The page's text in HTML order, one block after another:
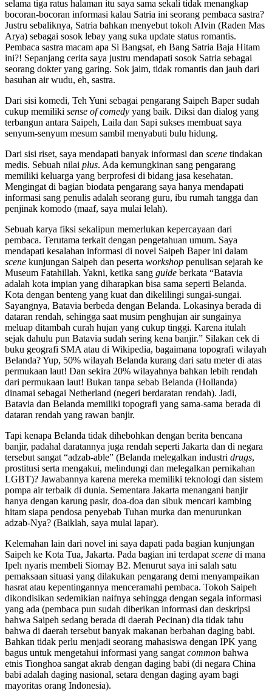
selama tiga ratus halaman itu saya sama sekali tidak menangkap
bocoran-bocoran informasi kalau Satria ini seorang pembaca sastra?
Justru sebaliknya, Satria bahkan menyebut tokoh Alvin (Raden Mas
Arya) sebagai sosok lebay yang suka update status romantis.
Pembaca sastra macam apa Si Bangsat, eh Bang Satria Baja Hitam
ini?! Sepanjang cerita saya justru mendapati sosok Satria sebagai
seorang dokter yang garing. Sok jaim, tidak romantis dan jauh dari
basuhan air wudu, eh, sastra.
Dari sisi komedi, Teh Yuni sebagai pengarang Saipeh Baper sudah
cukup memiliki sense of comedy yang baik. Diksi dan dialog yang
terbangun antara Saipeh, Laila dan Sapi sukses membuat saya
senyum-senyum mesum sambil menyabuti bulu hidung.
Dari sisi riset, saya mendapati banyak informasi dan scene tindakan
medis. Sebuah nilai plus. Ada kemungkinan sang pengarang
memiliki keluarga yang berprofesi di bidang jasa kesehatan.
Mengingat di bagian biodata pengarang saya hanya mendapati
informasi sang penulis adalah seorang guru, ibu rumah tangga dan
penjinak komodo (maaf, saya mulai lelah).
Sebuah karya fiksi sekalipun memerlukan kepercayaan dari
pembaca. Terutama terkait dengan pengetahuan umum. Saya
mendapati kesalahan informasi di novel Saipeh Baper ini dalam
scene kunjungan Saipeh dan peserta workshop penulisan sejarah ke
Museum Fatahillah. Yakni, ketika sang guide berkata “Batavia
adalah kota impian yang diharapkan bisa sama seperti Belanda.
Kota dengan benteng yang kuat dan dikelilingi sungai-sungai.
Sayangnya, Batavia berbeda dengan Belanda. Lokasinya berada di
dataran rendah, sehingga saat musim penghujan air sungainya
meluap ditambah curah hujan yang cukup tinggi. Karena itulah
sejak dahulu pun Batavia sudah sering kena banjir.” Silakan cek di
buku geografi SMA atau di Wikipedia, bagaimana topografi wilayah
Belanda? Yup, 50% wilayah Belanda kurang dari satu meter di atas
permukaan laut! Dan sekira 20% wilayahnya bahkan lebih rendah
dari permukaan laut! Bukan tanpa sebab Belanda (Hollanda)
dinamai sebagai Netherland (negeri berdaratan rendah). Jadi,
Batavia dan Belanda memiliki topografi yang sama-sama berada di
dataran rendah yang rawan banjir.
Tapi kenapa Belanda tidak dihebohkan dengan berita bencana
banjir, padahal daratannya juga rendah seperti Jakarta dan di negara
tersebut sangat “adzab-able” (Belanda melegalkan industri drugs,
prostitusi serta mengakui, melindungi dan melegalkan pernikahan
LGBT)? Jawabannya karena mereka memiliki teknologi dan sistem
pompa air terbaik di dunia. Sementara Jakarta menangani banjir
hanya dengan karung pasir, doa-doa dan sibuk mencari kambing
hitam siapa pendosa penyebab Tuhan murka dan menurunkan
adzab-Nya? (Baiklah, saya mulai lapar).
Kelemahan lain dari novel ini saya dapati pada bagian kunjungan
Saipeh ke Kota Tua, Jakarta. Pada bagian ini terdapat scene di mana
Ipeh nyaris membeli Siomay B2. Menurut saya ini salah satu
pemaksaan situasi yang dilakukan pengarang demi menyampaikan
hasrat atau kepentingannya menceramahi pembaca. Tokoh Saipeh
dikondisikan sedemikian naifnya sehingga dengan segala informasi
yang ada (pembaca pun sudah diberikan informasi dan deskripsi
bahwa Saipeh sedang berada di daerah Pecinan) dia tidak tahu
bahwa di daerah tersebut banyak makanan berbahan daging babi.
Bahkan tidak perlu menjadi seorang mahasiswa dengan IPK yang
bagus untuk mengetahui informasi yang sangat common bahwa
etnis Tionghoa sangat akrab dengan daging babi (di negara China
babi adalah daging nasional, setara dengan daging ayam bagi
mayoritas orang Indonesia).